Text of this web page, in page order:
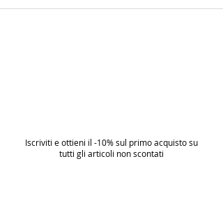
Iscriviti e ottieni il -10% sul primo acquisto su
tutti gli articoli non scontati